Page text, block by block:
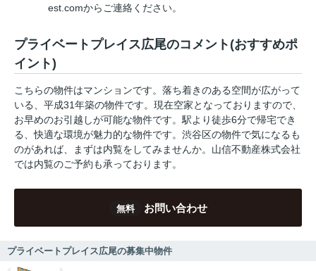
est.comからご連絡ください。
プライベートプレイス広尾のコメント(おすすめポ
イント)
こちらの物件はマンションです。落ち着きのある空間が広がって
いる、平成31年築の物件です。現在空家となっておりますので、
お早めのお引越しが可能な物件です。駅より徒歩6分で帰宅でき
る、快適な環境が魅力的な物件です。渋谷区の物件で気になるも
のがあれば、まずは内覧をしてみませんか。山信不動産株式会社
では内覧のご予約も承っております。
無料 お問い合わせ
プライベートプレイス広尾の募集中物件